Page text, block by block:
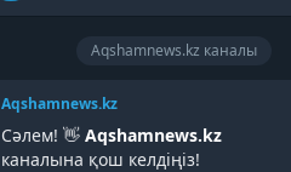
Aqshamnews.kz каналы
Aqshamnews.kz
Сәлем! 👋 Aqshamnews.kz
каналына қош келдіңіз!